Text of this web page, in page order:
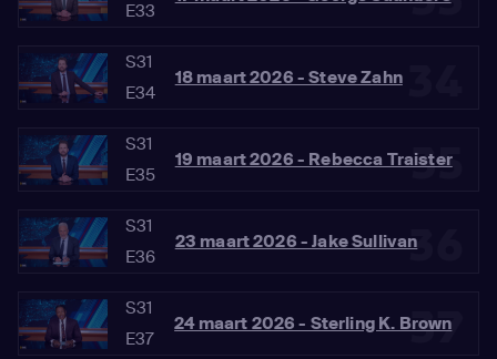
E33
S31
E34
18 maart 2026 - Steve Zahn
35
S31
E35
19 maart 2026 - Rebecca Traister
36
S31
E36
23 maart 2026 - Jake Sullivan
37
S31
E37
24 maart 2026 - Sterling K. Brown